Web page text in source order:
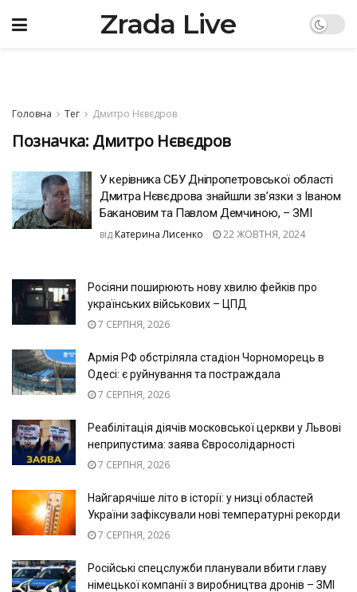
Zrada Live
Головна Тег Дмитро Нєвєдров
Позначка: Дмитро Нєвєдров
У керівника СБУ Дніпропетровської області
Дмитра Нєвєдрова знайшли звʼязки з Іваном
Бакановим та Павлом Демчиною, – ЗМІ
від Катерина Лисенко 22 ЖОВТНЯ, 2024
Росіяни поширюють нову хвилю фейків про
українських військових – ЦПД
7 СЕРПНЯ, 2026
Армія РФ обстріляла стадіон Чорноморець в
Одесі: є руйнування та постраждала
7 СЕРПНЯ, 2026
Реабілітація діячів московської церкви у Львові
неприпустима: заява Євросолідарності
7 СЕРПНЯ, 2026
Найгарячіше літо в історії: у низці областей
України зафіксували нові температурні рекорди
7 СЕРПНЯ, 2026
Російські спецслужби планували вбити главу
німецької компанії з виробництва дронів – ЗМІ